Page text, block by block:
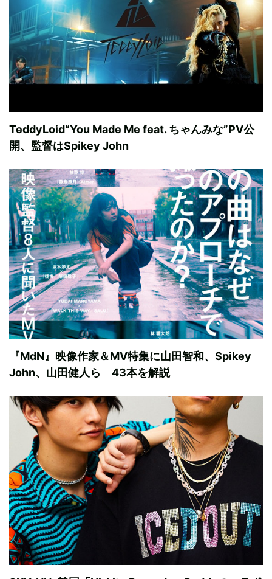
TeddyLoid“You Made Me feat. ちゃんみな”PV公
開、監督はSpikey John
『MdN』映像作家＆MV特集に山田智和、Spikey
John、山田健人ら 43本を解説